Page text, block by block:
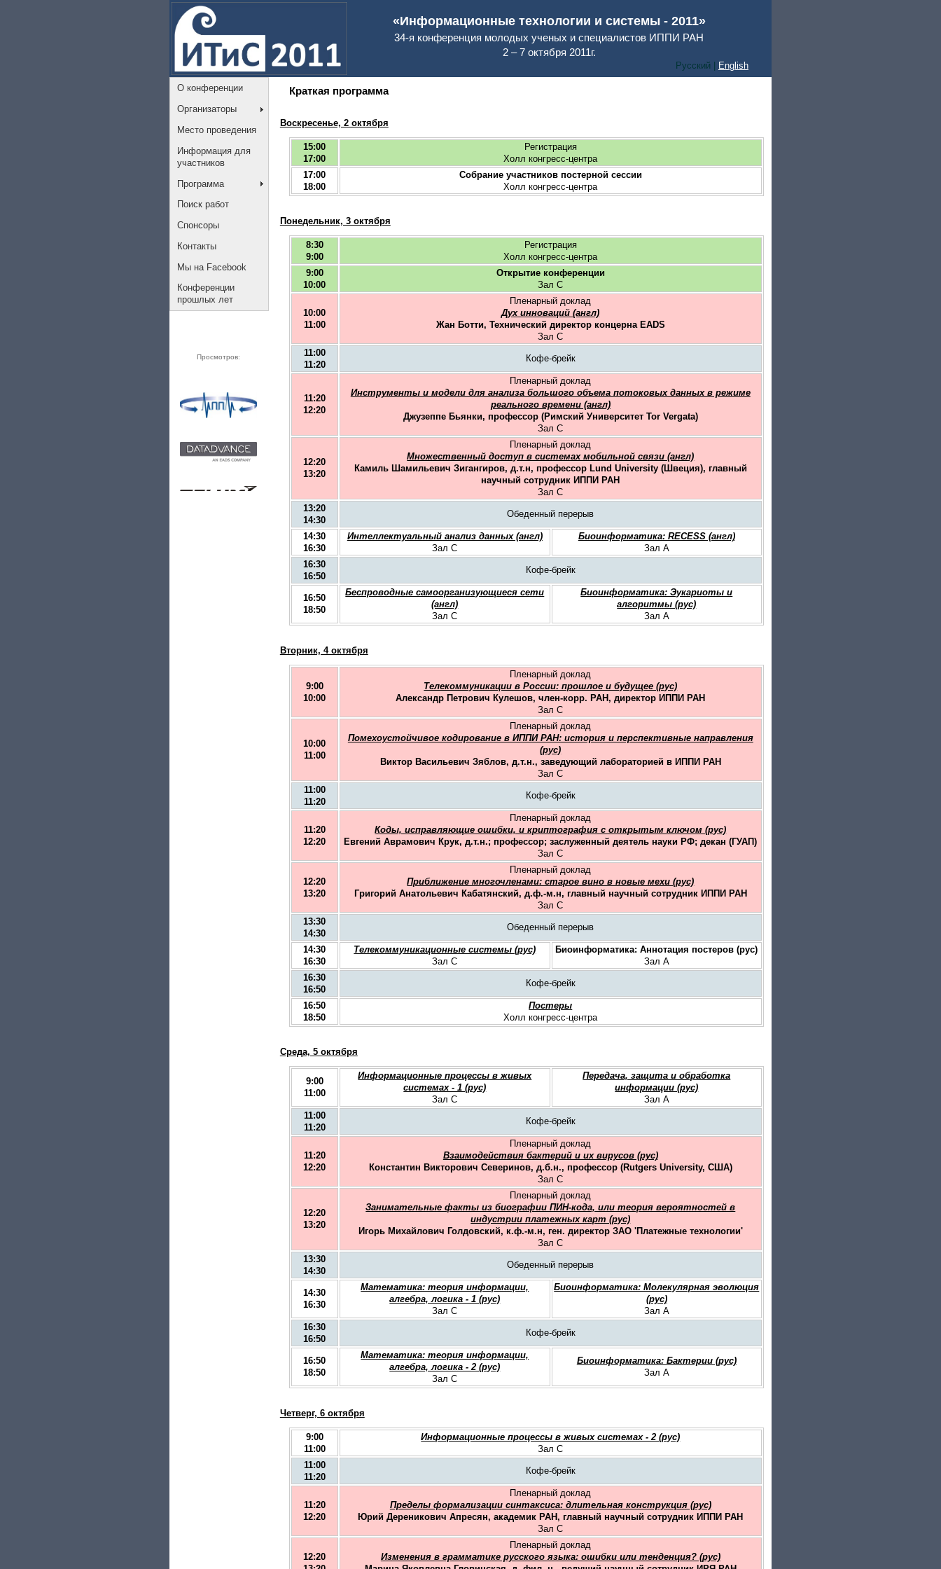
«Информационные технологии и системы - 2011»
34-я конференция молодых ученых и специалистов ИППИ РАН
2 – 7 октября 2011г.
Русский | English
О конференции
Организаторы
Место проведения
Информация для
участников
Программа
Поиск работ
Спонсоры
Контакты
Мы на Facebook
Конференции
прошлых лет
Просмотров:
Краткая программа
Воскресенье, 2 октября
15:00
17:00
Регистрация
Холл конгресс-центра
17:00
18:00
Собрание участников постерной сеccии
Холл конгресс-центра
Понедельник, 3 октября
8:30
9:00
Регистрация
Холл конгресс-центра
9:00
10:00
Открытие конференции
Зал C
10:00
11:00
Пленарный доклад
Дух инноваций (англ)
Жaн Ботти, Технический директор концерна EADS
Зал C
11:00
11:20
Кофе-брейк
11:20
12:20
Пленарный доклад
Инструменты и модели для анализа большого объема потоковых данных в режиме
реального времени (англ)
Джузеппе Бьянки, профессор (Римский Университет Tor Vergata)
Зал C
12:20
13:20
Пленарный доклад
Множественный доступ в системах мобильной связи (англ)
Камиль Шамильевич Зигангиров, д.т.н, профессор Lund University (Швеция), главный
научный сотрудник ИППИ РАН
Зал C
13:20
14:30
Обеденный перерыв
14:30
16:30
Интеллектуальный анализ данных (англ)
Зал C
Биоинформатика: RECESS (англ)
Зал A
16:30
16:50
Кофе-брейк
16:50
18:50
Беспроводные самоорганизующиеся сети
(англ)
Зал C
Биоинформатика: Эукариоты и
алгоритмы (рус)
Зал A
Вторник, 4 октября
9:00
10:00
Пленарный доклад
Телекоммуникации в России: прошлое и будущее (рус)
Александр Петрович Кулешов, член-корр. РАН, директор ИППИ РАН
Зал C
10:00
11:00
Пленарный доклад
Помехоустойчивое кодирование в ИППИ РАН: история и перспективные направления
(рус)
Виктор Васильевич Зяблов, д.т.н., заведующий лабораторией в ИППИ РАН
Зал C
11:00
11:20
Кофе-брейк
11:20
12:20
Пленарный доклад
Коды, исправляющие ошибки, и криптография с открытым ключом (рус)
Евгений Аврамович Крук, д.т.н.; профессор; заслуженный деятель науки РФ; декан (ГУАП)
Зал C
12:20
13:20
Пленарный доклад
Приближение многочленами: старое вино в новые мехи (рус)
Григорий Анатольевич Кабатянский, д.ф.-м.н, главный научный сотрудник ИППИ РАН
Зал C
13:30
14:30
Обеденный перерыв
14:30
16:30
Телекоммуникационные системы (рус)
Зал C
Биоинформатика: Аннотация постеров (рус)
Зал A
16:30
16:50
Кофе-брейк
16:50
18:50
Постеры
Холл конгресс-центра
Среда, 5 октября
9:00
11:00
Информационные процессы в живых
системах - 1 (рус)
Зал C
Передача, защита и обработка
информации (рус)
Зал A
11:00
11:20
Кофе-брейк
11:20
12:20
Пленарный доклад
Взаимодействия бактерий и их вирусов (рус)
Константин Викторович Северинов, д.б.н., профессор (Rutgers University, США)
Зал C
12:20
13:20
Пленарный доклад
Занимательные факты из биографии ПИН-кода, или теория вероятностей в
индустрии платежных карт (рус)
Игорь Михайлович Голдовский, к.ф.-м.н, ген. директор ЗАО 'Платежные технологии'
Зал C
13:30
14:30
Обеденный перерыв
14:30
16:30
Математика: теория информации,
алгебра, логика - 1 (рус)
Зал C
Биоинформатика: Молекулярная эволюция
(рус)
Зал A
16:30
16:50
Кофе-брейк
16:50
18:50
Математика: теория информации,
алгебра, логика - 2 (рус)
Зал C
Биоинформатика: Бактерии (рус)
Зал A
Четверг, 6 октября
9:00
11:00
Информационные процессы в живых системах - 2 (рус)
Зал C
11:00
11:20
Кофе-брейк
11:20
12:20
Пленарный доклад
Пределы формализации синтаксиса: длительная конструкция (рус)
Юрий Дереникович Апресян, академик РАН, главный научный сотрудник ИППИ РАН
Зал C
12:20
Пленарный доклад
Изменения в грамматике русского языка: ошибки или тенденция? (рус)